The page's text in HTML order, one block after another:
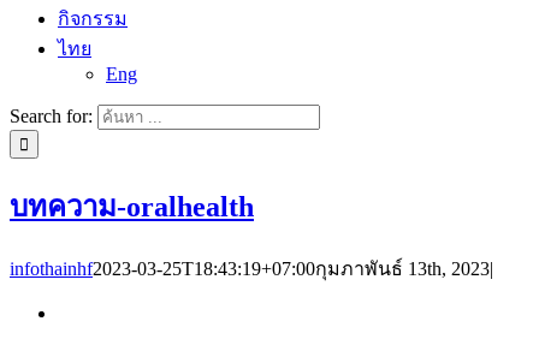
กิจกรรม
ไทย
Eng
Search for:
บทความ-oralhealth
infothainhf2023-03-25T18:43:19+07:00กุมภาพันธ์ 13th, 2023|